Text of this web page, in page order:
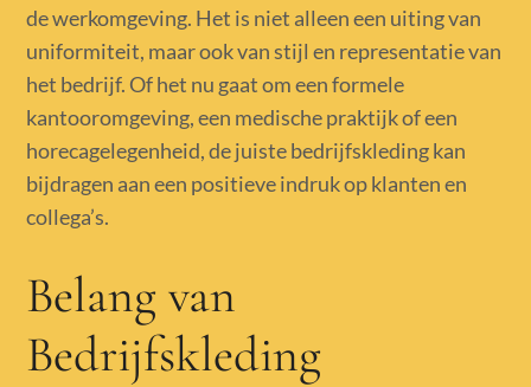
de werkomgeving. Het is niet alleen een uiting van
uniformiteit, maar ook van stijl en representatie van
het bedrijf. Of het nu gaat om een formele
kantooromgeving, een medische praktijk of een
horecagelegenheid, de juiste bedrijfskleding kan
bijdragen aan een positieve indruk op klanten en
collega’s.
Belang van
Bedrijfskleding